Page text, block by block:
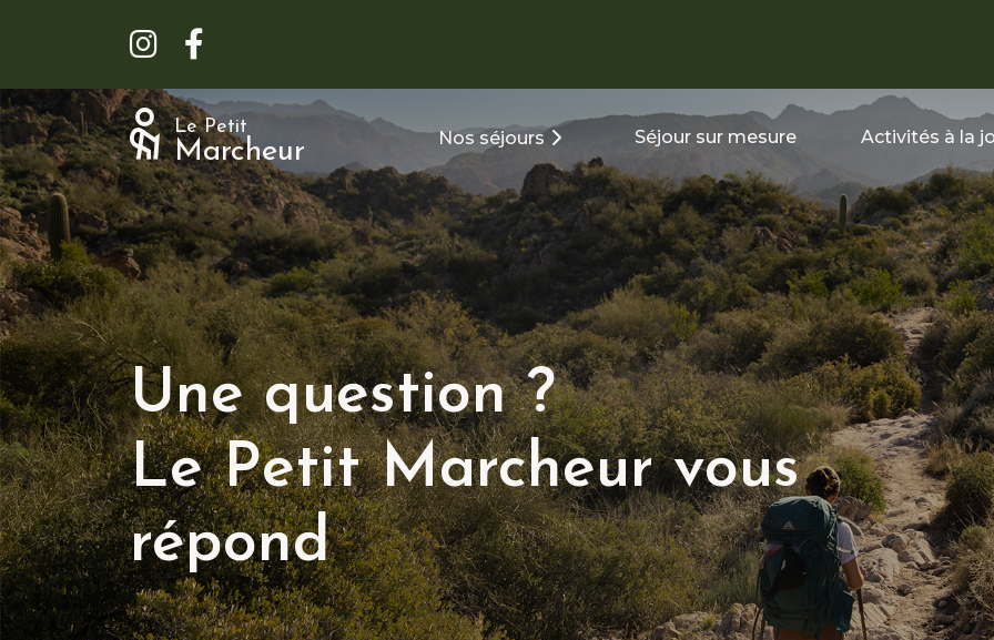
Le Petit
Marcheur Nos séjours Séjour sur mesure Activités à la
Une question ?
Le Petit Marcheur vous
répond